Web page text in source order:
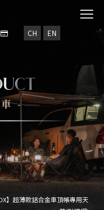
】超薄款鋁合金車頂帳專用天